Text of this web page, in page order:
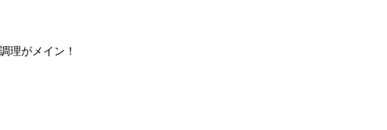
理がメイン！